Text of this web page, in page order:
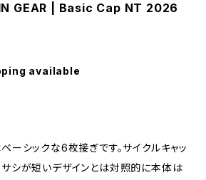
GEAR | Basic Cap NT 2026
available
ーシックな6枚接ぎです。サイクルキャッ
シが短いデザインとは対照的に本体は